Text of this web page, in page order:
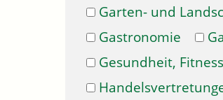
Garten- und
Gastronomie
Gesundheit,